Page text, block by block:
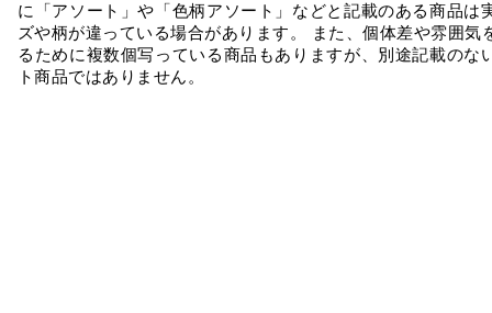
に「アソート」や「色柄アソート」などと記載のある商品は
ズや柄が違っている場合があります。 また、個体差や雰囲気
るために複数個写っている商品もありますが、別途記載のな
ト商品ではありません。